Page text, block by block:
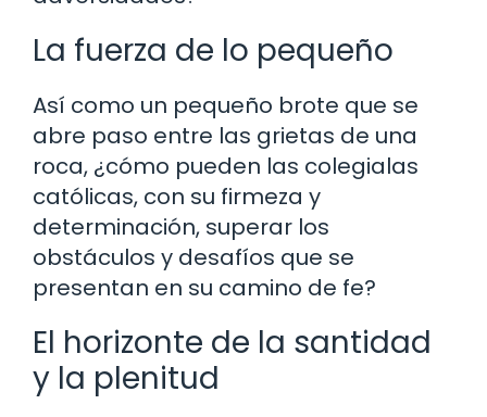
La fuerza de lo pequeño
Así como un pequeño brote que se
abre paso entre las grietas de una
roca, ¿cómo pueden las colegialas
católicas, con su firmeza y
determinación, superar los
obstáculos y desafíos que se
presentan en su camino de fe?
El horizonte de la santidad
y la plenitud